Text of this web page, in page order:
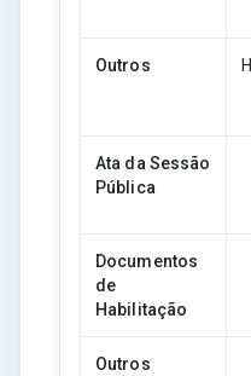
Outros
Ata da Sessão
Pública
Documentos
de
Habilitação
Outros